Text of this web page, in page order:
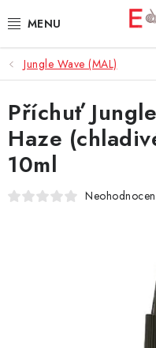
na
3D TISK
TIPY ZA DOBROU CENU
AROMATA A PŘÍCHUTĚ
BÁZE
Jungle Wave (MAL)
Příchuť
Haze
10ml